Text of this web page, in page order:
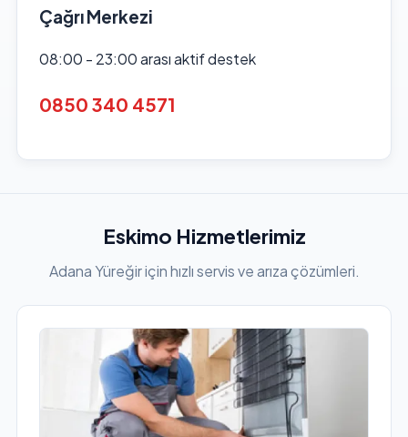
Çağrı Merkezi
08:00 - 23:00 arası aktif destek
0850 340 4571
Eskimo Hizmetlerimiz
Adana Yüreğir için hızlı servis ve arıza çözümleri.